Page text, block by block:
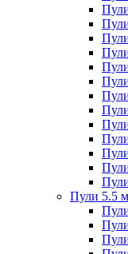
Пули 5.5